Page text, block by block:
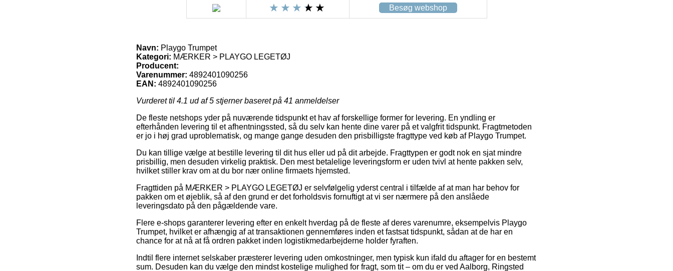
Besøg webshop
Navn: Playgo Trumpet
Kategori: MÆRKER > PLAYGO LEGETØJ
Producent:
Varenummer: 4892401090256
EAN: 4892401090256
Vurderet til 4.1 ud af 5 stjerner baseret på 41 anmeldelser
De fleste netshops yder på nuværende tidspunkt et hav af forskellige former for levering. En yndling er
efterhånden levering til et afhentningssted, så du selv kan hente dine varer på et valgfrit tidspunkt. Fragtmetoden
er jo i høj grad uproblematisk, og mange gange desuden den prisbilligste fragttype ved køb af Playgo Trumpet.
Du kan tillige vælge at bestille levering til dit hus eller ud på dit arbejde. Fragttypen er godt nok en sjat mindre
prisbillig, men desuden virkelig praktisk. Den mest betalelige leveringsform er uden tvivl at hente pakken selv,
hvilket stiller krav om at du bor nær online firmaets hjemsted.
Fragttiden på MÆRKER > PLAYGO LEGETØJ er selvfølgelig yderst central i tilfælde af at man har behov for
pakken om et øjeblik, så af den grund er det forholdsvis fornuftigt at vi ser nærmere på den anslåede
leveringsdato på den pågældende vare.
Flere e-shops garanterer levering efter en enkelt hverdag på de fleste af deres varenumre, eksempelvis Playgo
Trumpet, hvilket er afhængig af at transaktionen gennemføres inden et fastsat tidspunkt, sådan at de har en
chance for at nå at få ordren pakket inden logistikmedarbejderne holder fyraften.
Indtil flere internet selskaber præsterer levering uden omkostninger, men typisk kun ifald du aftager for en bestemt
sum. Desuden kan du vælge den mindst kostelige mulighed for fragt, som tit – om du er ved Aalborg, Ringsted